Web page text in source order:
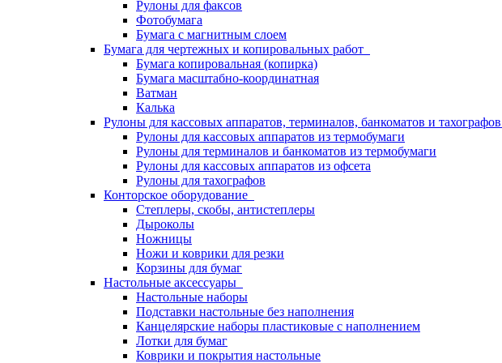
Рулоны для факсов
Фотобумага
Бумага с магнитным слоем
Бумага для чертежных и копировальных работ
Бумага копировальная (копирка)
Бумага масштабно-координатная
Ватман
Калька
Рулоны для кассовых аппаратов, терминалов, банкоматов и тахографов
Рулоны для кассовых аппаратов из термобумаги
Рулоны для терминалов и банкоматов из термобумаги
Рулоны для кассовых аппаратов из офсета
Рулоны для тахографов
Конторское оборудование
Степлеры, скобы, антистеплеры
Дыроколы
Ножницы
Ножи и коврики для резки
Корзины для бумаг
Настольные аксессуары
Настольные наборы
Подставки настольные без наполнения
Канцелярские наборы пластиковые с наполнением
Лотки для бумаг
Коврики и покрытия настольные